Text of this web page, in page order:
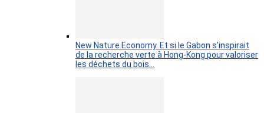
New Nature Economy. Et si le Gabon s’inspirait
de la recherche verte à Hong-Kong pour valoriser
les déchets du bois…